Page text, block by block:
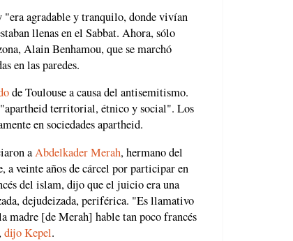
agradable y tranquilo, donde vivían
llenas en el Sabbat. Ahora, sólo
Alain Benhamou, que se marchó
en las paredes.
de Toulouse a causa del antisemitismo.
territorial, étnico y social". Los
en sociedades apartheid.
aAbdelkader Merah, hermano del
a veinte años de cárcel por participar en
del islam, dijo que el juicio era una
dejudeizada, periférica. "Es llamativo
madre [de Merah] hable tan poco francés
dijo Kepel.